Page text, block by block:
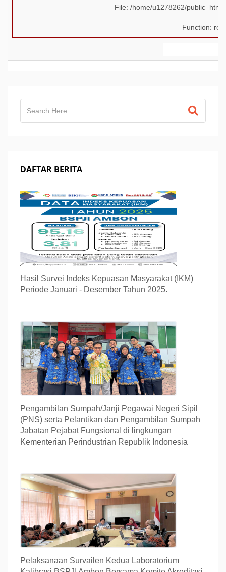
File: /home/u1278262/
Function:
:
DAFTAR BERITA
Hasil Survei Indeks Kepuasan Masyarakat (IKM)
Periode Januari - Desember Tahun 2025.
Pengambilan Sumpah/Janji Pegawai Negeri Sipil
(PNS) serta Pelantikan dan Pengambilan Sumpah
Jabatan Pejabat Fungsional di lingkungan
Kementerian Perindustrian Republik Indonesia
Pelaksanaan Survailen Kedua Laboratorium